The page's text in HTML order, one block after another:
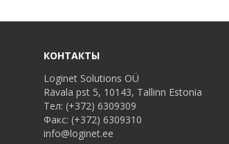
КОНТАКТЫ
Loginet Solutions OÜ
Rävala pst 5, 10143, Tallinn Estonia
Тел: (+372) 6309309
Факс: (+372) 6309310
info@loginet.ee